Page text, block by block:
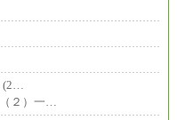
円
円
配属部署によって異なり
(2…
２）一…